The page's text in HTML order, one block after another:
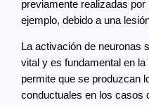
previamente realizadas
ejemplo, debido a una
La activación de neuronas
vital y es fundamental en la
permite que se produzcan
conductuales en los casos